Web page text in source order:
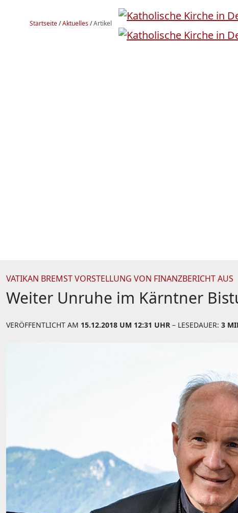
Startseite/Aktuelles/Artikel
VATIKAN BREMST VORSTELLUNG VON FINANZBERICHT AUS
Weiter Unruhe im Kärntner
VERÖFFENTLICHT AM 15.12.2018 UM 12:31 UHR – LESEDAUER: 3